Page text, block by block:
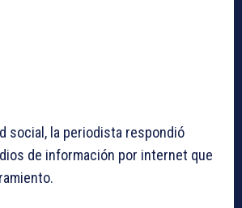
social, la periodista respondió
de información por internet que